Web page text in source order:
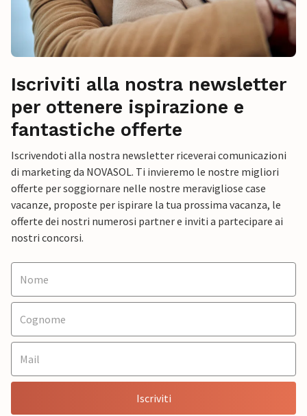
Iscriviti alla nostra newsletter
per ottenere ispirazione e
fantastiche offerte
Iscrivendoti alla nostra newsletter riceverai comunicazioni
di marketing da NOVASOL. Ti invieremo le nostre migliori
offerte per soggiornare nelle nostre meravigliose case
vacanze, proposte per ispirare la tua prossima vacanza, le
offerte dei nostri numerosi partner e inviti a partecipare ai
nostri concorsi.
Iscriviti